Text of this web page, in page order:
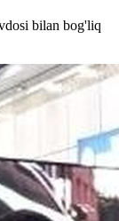
bilan bog'liq